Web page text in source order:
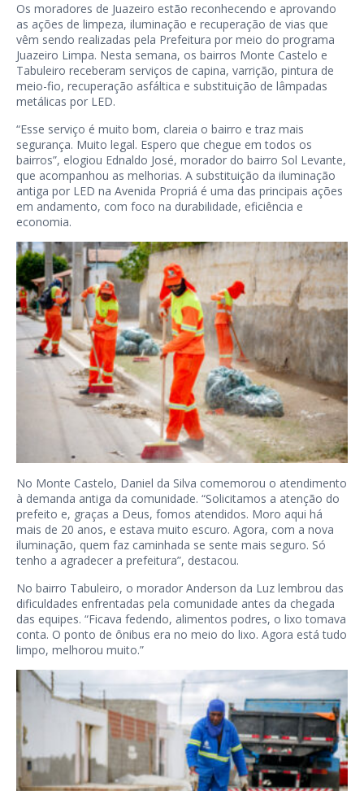
Os moradores de Juazeiro estão reconhecendo e aprovando
as ações de limpeza, iluminação e recuperação de vias que
vêm sendo realizadas pela Prefeitura por meio do programa
Juazeiro Limpa. Nesta semana, os bairros Monte Castelo e
Tabuleiro receberam serviços de capina, varrição, pintura de
meio-fio, recuperação asfáltica e substituição de lâmpadas
metálicas por LED.
“Esse serviço é muito bom, clareia o bairro e traz mais
segurança. Muito legal. Espero que chegue em todos os
bairros”, elogiou Ednaldo José, morador do bairro Sol Levante,
que acompanhou as melhorias. A substituição da iluminação
antiga por LED na Avenida Propriá é uma das principais ações
em andamento, com foco na durabilidade, eficiência e
economia.
No Monte Castelo, Daniel da Silva comemorou o atendimento
à demanda antiga da comunidade. “Solicitamos a atenção do
prefeito e, graças a Deus, fomos atendidos. Moro aqui há
mais de 20 anos, e estava muito escuro. Agora, com a nova
iluminação, quem faz caminhada se sente mais seguro. Só
tenho a agradecer a prefeitura”, destacou.
No bairro Tabuleiro, o morador Anderson da Luz lembrou das
dificuldades enfrentadas pela comunidade antes da chegada
das equipes. “Ficava fedendo, alimentos podres, o lixo tomava
conta. O ponto de ônibus era no meio do lixo. Agora está tudo
limpo, melhorou muito.”